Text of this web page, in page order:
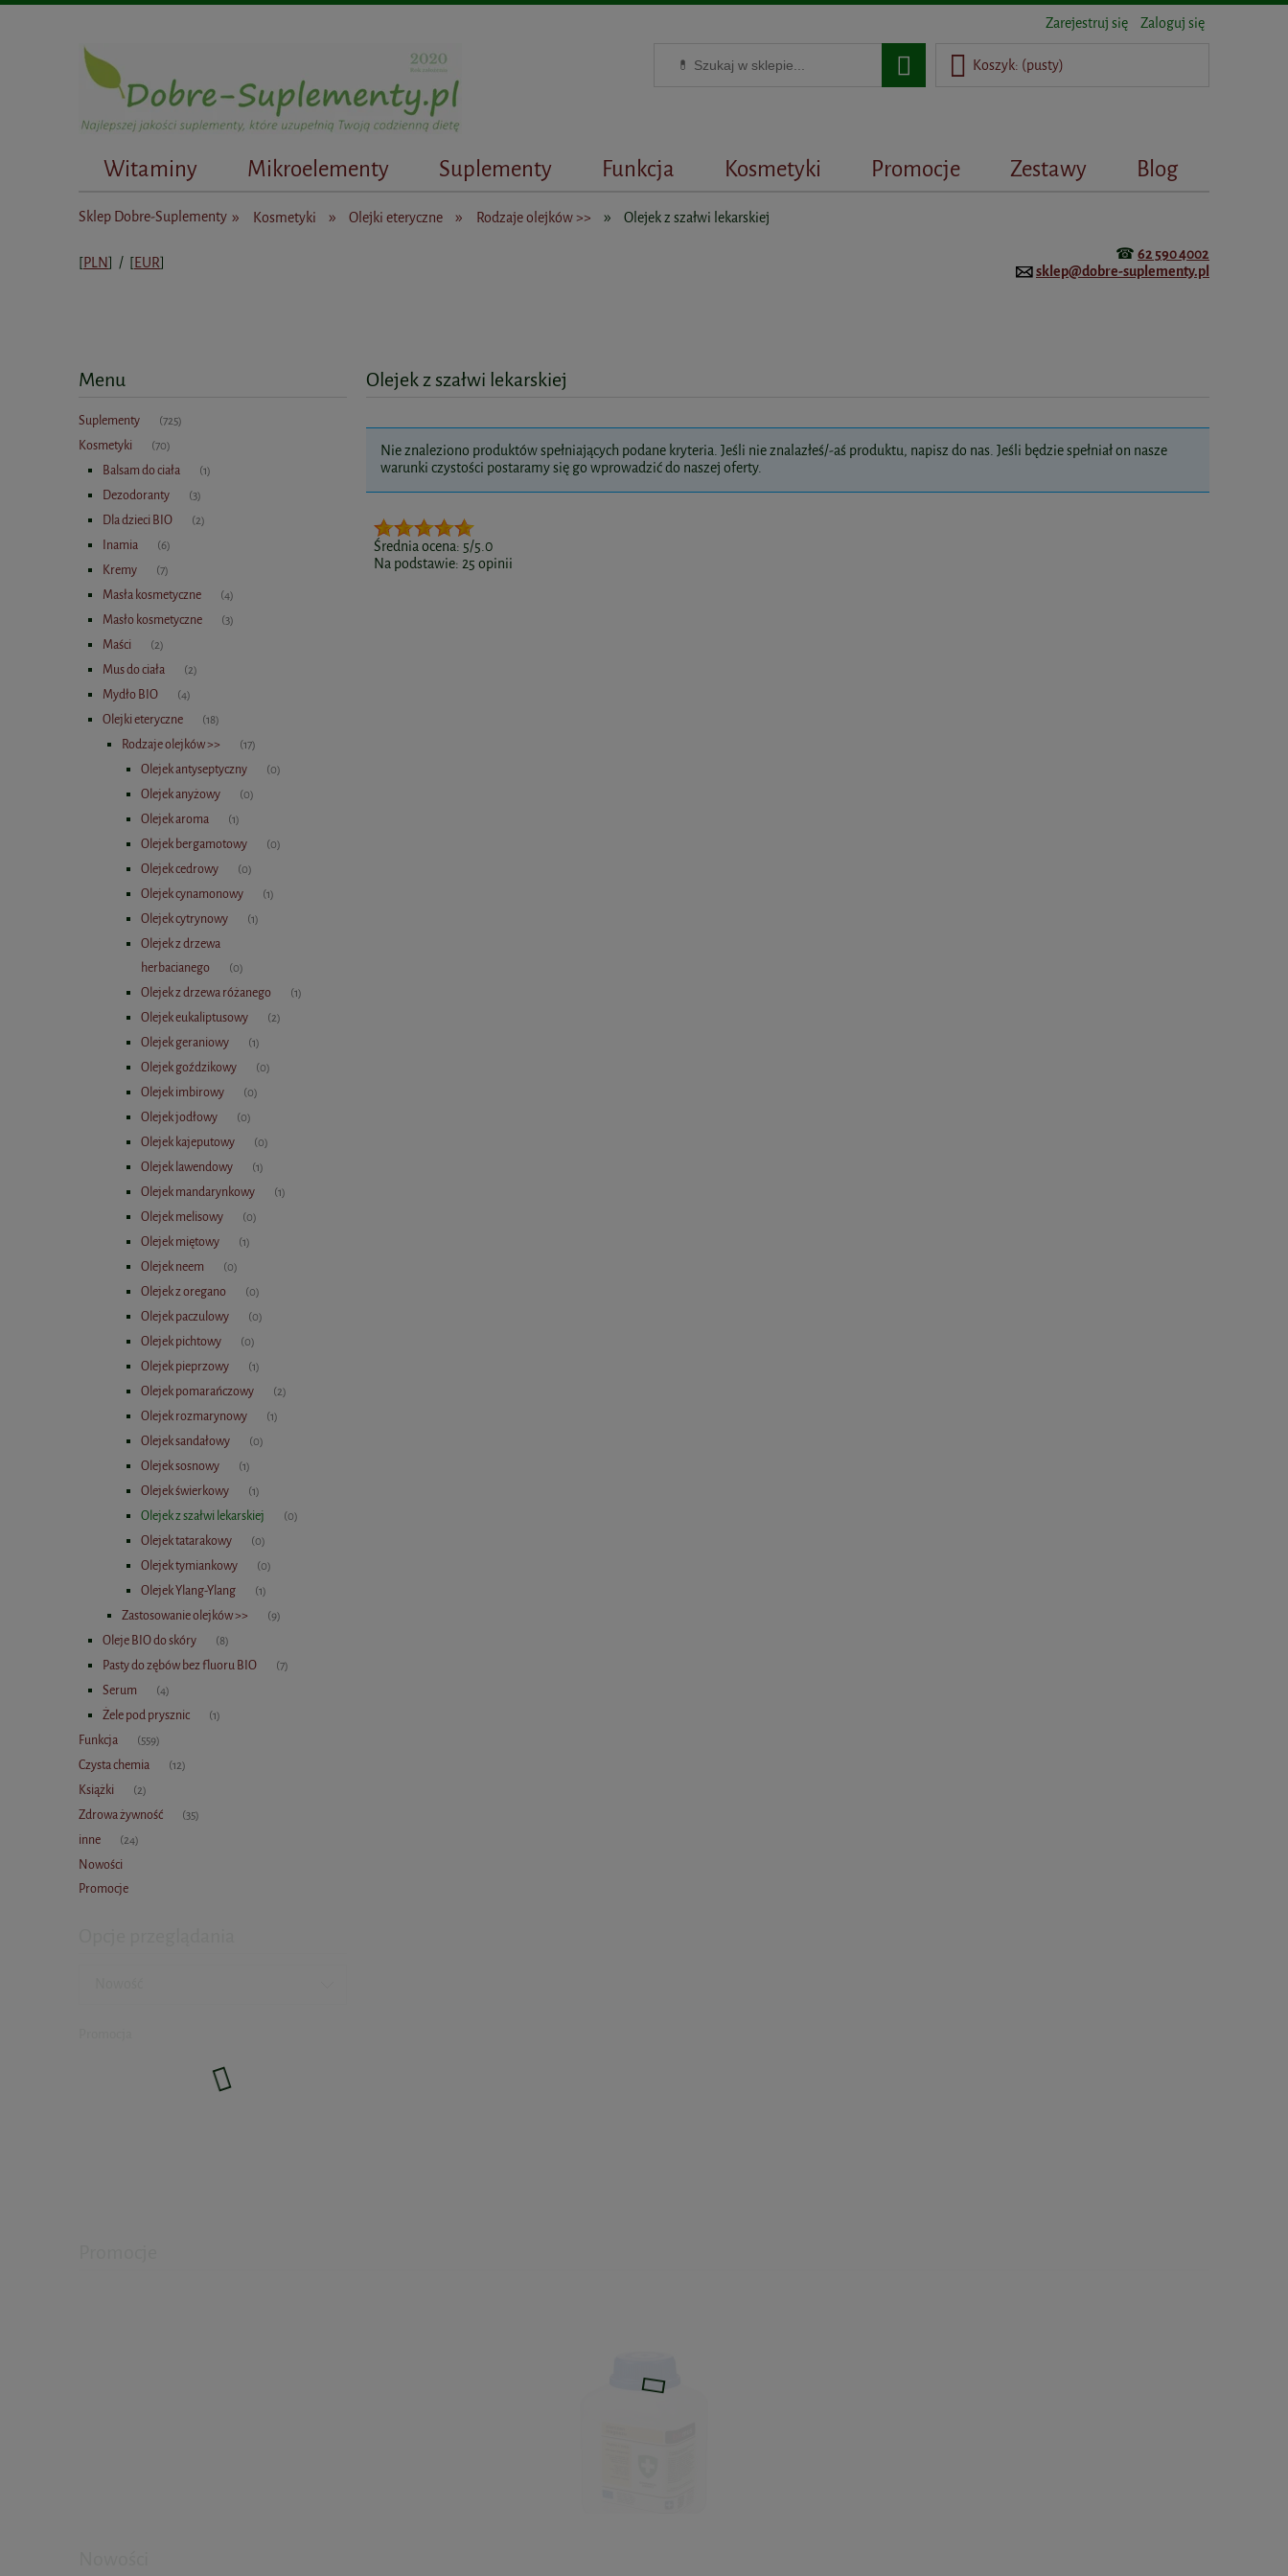
Zarejestruj się Zaloguj się
Koszyk: (pusty)
Witaminy Mikroelementy Suplementy Funkcja Kosmetyki Promocje Zestawy
Blog
Dietetycy
Sklep Dobre-Suplementy » Kosmetyki » Olejki eteryczne » Rodzaje olejków >> » Olejek z szałwi lekarskiej
[PLN] / [EUR] ☎ 62 590 4002
sklep@dobre-suplementy.pl
Menu
Suplementy (725)
Kosmetyki (70)
Balsam do ciała (1)
Dezodoranty (3)
Dla dzieci BIO (2)
Inamia (6)
Kremy (7)
Masła kosmetyczne (4)
Masło kosmetyczne (3)
Maści (2)
Mus do ciała (2)
Mydło BIO (4)
Olejki eteryczne (18)
Rodzaje olejków >> (17)
Olejek antyseptyczny (0)
Olejek anyżowy (0)
Olejek aroma (1)
Olejek bergamotowy (0)
Olejek cedrowy (0)
Olejek cynamonowy (1)
Olejek cytrynowy (1)
Olejek z drzewa
herbacianego
(0)
Olejek z drzewa różanego (1)
Olejek eukaliptusowy (2)
Olejek geraniowy (1)
Olejek goździkowy (0)
Olejek imbirowy (0)
Olejek jodłowy (0)
Olejek kajeputowy (0)
Olejek lawendowy (1)
Olejek mandarynkowy (1)
Olejek melisowy (0)
Olejek miętowy (1)
Olejek neem (0)
Olejek z oregano (0)
Olejek paczulowy (0)
Olejek pichtowy (0)
Olejek pieprzowy (1)
Olejek pomarańczowy (2)
Olejek rozmarynowy (1)
Olejek sandałowy (0)
Olejek sosnowy (1)
Olejek świerkowy (1)
Olejek z szałwi lekarskiej (0)
Olejek tatarakowy (0)
Olejek tymiankowy (0)
Olejek Ylang-Ylang (1)
Zastosowanie olejków >> (9)
Oleje BIO do skóry (8)
Pasty do zębów bez fluoru BIO (7)
Serum (4)
Żele pod prysznic (1)
Funkcja (559)
Czysta chemia (12)
Książki (2)
Zdrowa żywność (35)
inne (24)
Nowości
Promocje
Olejek z szałwi lekarskiej
Nie znaleziono produktów spełniających podane kryteria. Jeśli nie znalazłeś/-aś produktu, napisz do nas. Jeśli będzie spełniał on nasze
warunki czystości postaramy się go wprowadzić do naszej oferty.
Średnia ocena: 5/5.0
Na podstawie: 25 opinii